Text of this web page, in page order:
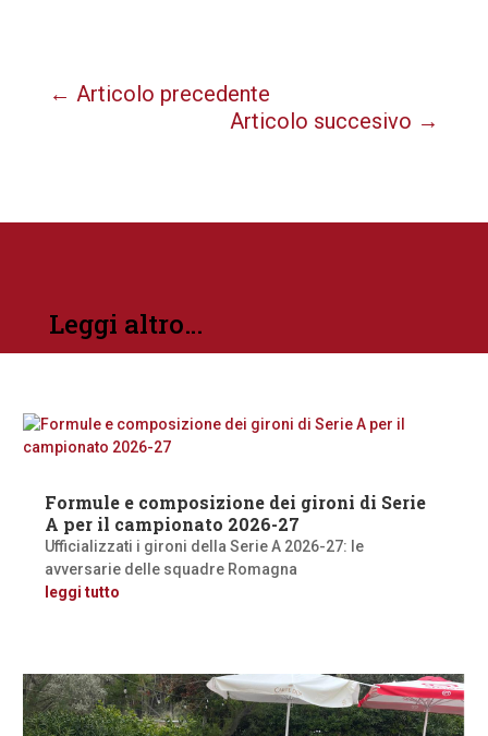
← Articolo precedente
Articolo succesivo →
Leggi altro…
Formule e composizione dei gironi di Serie
A per il campionato 2026-27
Ufficializzati i gironi della Serie A 2026-27: le
avversarie delle squadre Romagna
leggi tutto